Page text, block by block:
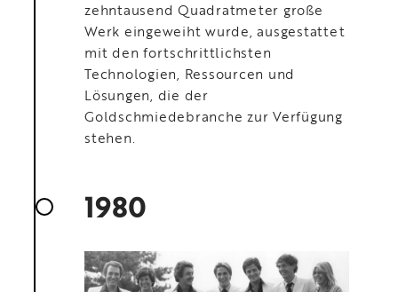
zehntausend Quadratmeter große
Werk eingeweiht wurde, ausgestattet
mit den fortschrittlichsten
Technologien, Ressourcen und
Lösungen, die der
Goldschmiedebranche zur Verfügung
stehen.
1980